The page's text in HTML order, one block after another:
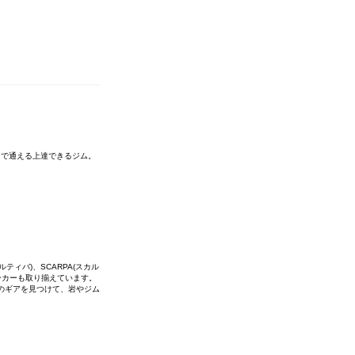
通える上達できるジム。
ティバ)、SCARPA(スカル
ーも取り揃えています。
ギアを見つけて、岩やジム